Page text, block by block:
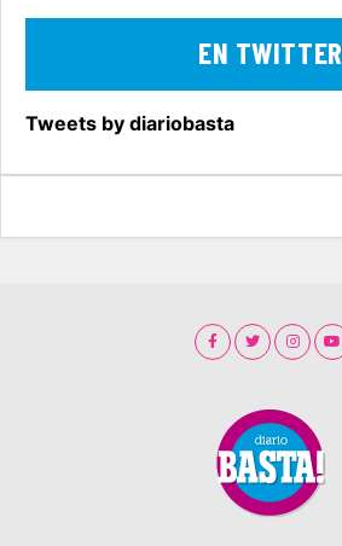
EN TWITTER
Tweets by diariobasta